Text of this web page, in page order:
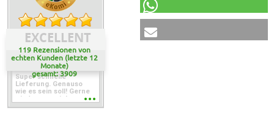
EXCELLENT
119 Rezensionen von
echten Kunden (letzte 12
Monate)
gesamt: 3909
Super schnelle
Lieferung. Genauso
wie es sein soll! Gerne
wieder wenn ich was